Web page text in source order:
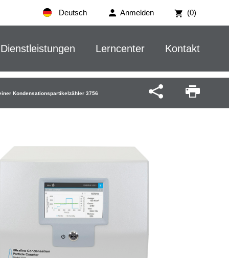
Anmelden (0)
Deutsch
Dienstleistungen Lerncenter Kontakt
Kondensationspartikelzähler 3756